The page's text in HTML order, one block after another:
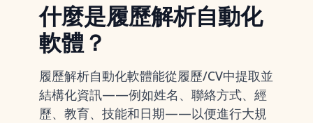
什麼是履歷解析自動化
軟體？
履歷解析自動化軟體能從履歷/CV中提取並
結構化資訊——例如姓名、聯絡方式、經
歷、教育、技能和日期——以便進行大規